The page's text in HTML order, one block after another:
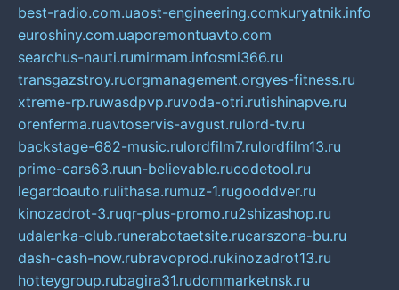
best-radio.com.uaost-engineering.comkuryatnik.info
euroshiny.com.uaporemontuavto.com
searchus-nauti.rumirmam.infosmi366.ru
transgazstroy.ruorgmanagement.orgyes-fitness.ru
xtreme-rp.ruwasdpvp.ruvoda-otri.rutishinapve.ru
orenferma.ruavtoservis-avgust.rulord-tv.ru
backstage-682-music.rulordfilm7.rulordfilm13.ru
prime-cars63.ruun-believable.rucodetool.ru
legardoauto.rulithasa.rumuz-1.rugooddver.ru
kinozadrot-3.ruqr-plus-promo.ru2shizashop.ru
udalenka-club.runerabotaetsite.rucarszona-bu.ru
dash-cash-now.rubravoprod.rukinozadrot13.ru
hotteygroup.rubagira31.rudommarketnsk.ru